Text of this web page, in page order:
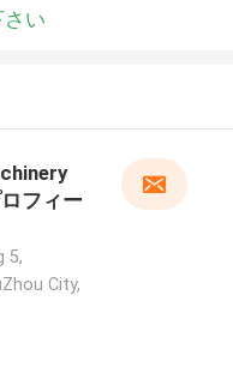
い
フィー
5,
City,